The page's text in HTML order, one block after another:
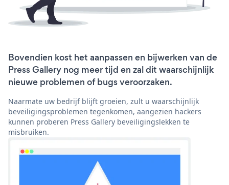
Bovendien kost het aanpassen en bijwerken van de
Press Gallery nog meer tijd en zal dit waarschijnlijk
nieuwe problemen of bugs veroorzaken.
Naarmate uw bedrijf blijft groeien, zult u waarschijnlijk
beveiligingsproblemen tegenkomen, aangezien hackers
kunnen proberen Press Gallery beveiligingslekken te
misbruiken.